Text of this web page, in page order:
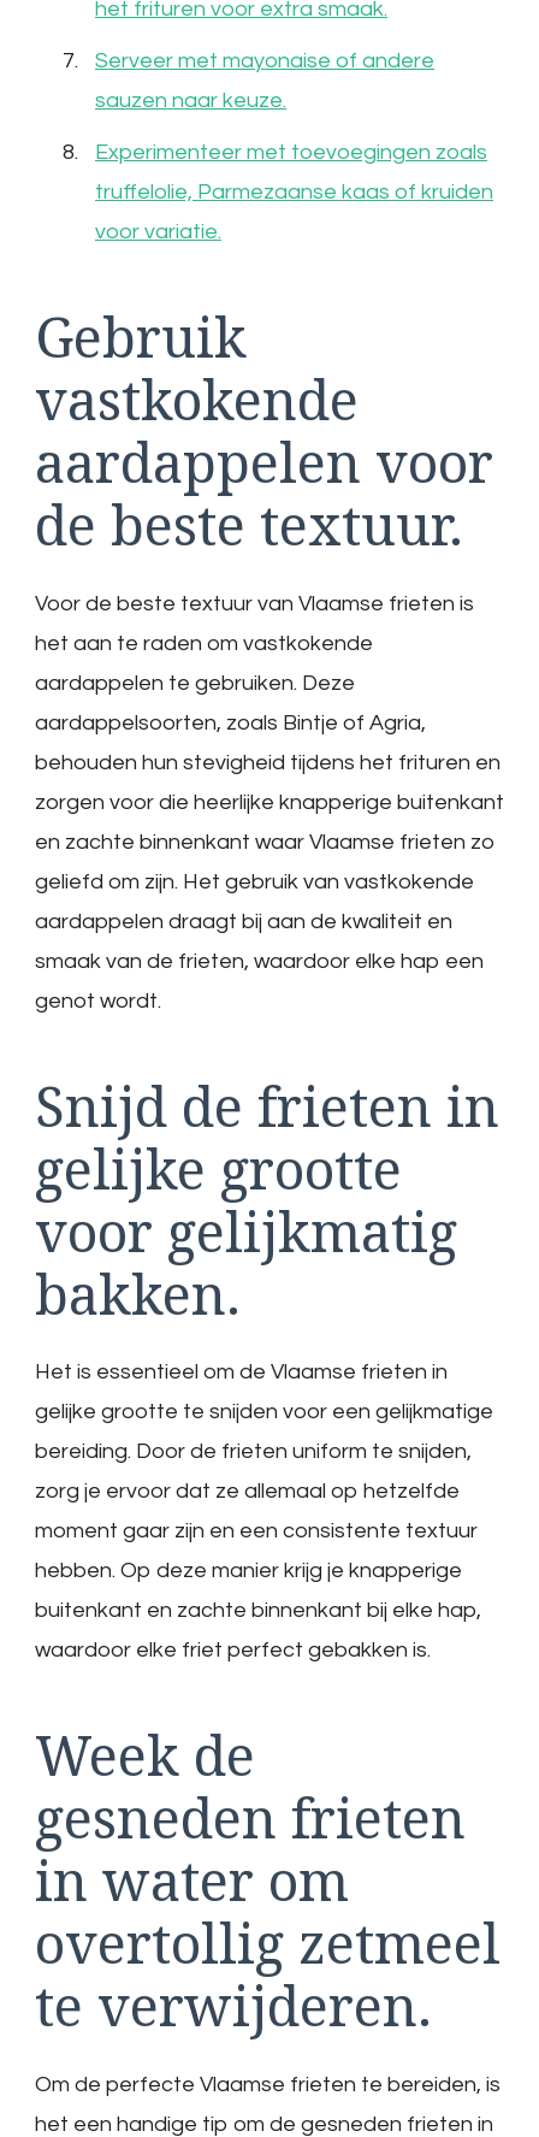
het frituren voor extra smaak.
Serveer met mayonaise of andere
sauzen naar keuze.
Experimenteer met toevoegingen zoals
truffelolie, Parmezaanse kaas of kruiden
voor variatie.
Gebruik
vastkokende
aardappelen voor
de beste textuur.
Voor de beste textuur van Vlaamse frieten is
het aan te raden om vastkokende
aardappelen te gebruiken. Deze
aardappelsoorten, zoals Bintje of Agria,
behouden hun stevigheid tijdens het frituren en
zorgen voor die heerlijke knapperige buitenkant
en zachte binnenkant waar Vlaamse frieten zo
geliefd om zijn. Het gebruik van vastkokende
aardappelen draagt bij aan de kwaliteit en
smaak van de frieten, waardoor elke hap een
genot wordt.
Snijd de frieten in
gelijke grootte
voor gelijkmatig
bakken.
Het is essentieel om de Vlaamse frieten in
gelijke grootte te snijden voor een gelijkmatige
bereiding. Door de frieten uniform te snijden,
zorg je ervoor dat ze allemaal op hetzelfde
moment gaar zijn en een consistente textuur
hebben. Op deze manier krijg je knapperige
buitenkant en zachte binnenkant bij elke hap,
waardoor elke friet perfect gebakken is.
Week de
gesneden frieten
in water om
overtollig zetmeel
te verwijderen.
Om de perfecte Vlaamse frieten te bereiden, is
het een handige tip om de gesneden frieten in